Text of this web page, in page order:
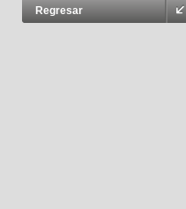
Regresar